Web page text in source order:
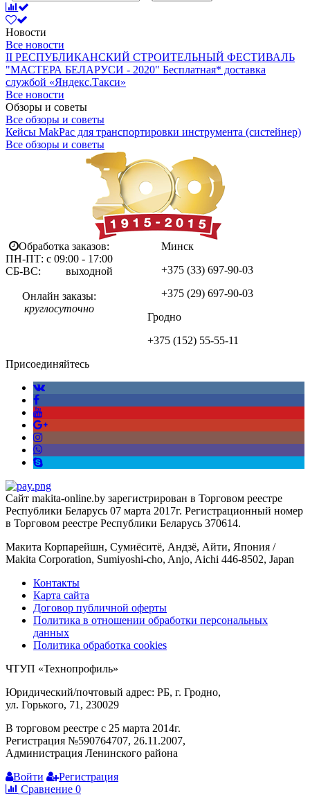
Новости
Все новости
II РЕСПУБЛИКАНСКИЙ СТРОИТЕЛЬНЫЙ ФЕСТИВАЛЬ
"МАСТЕРА БЕЛАРУСИ - 2020" Бесплатная* доставка
службой «Яндекс.Такси»
Все новости
Обзоры и советы
Все обзоры и советы
Кейсы MakPac для транспортировки инструмента (систейнер)
Все обзоры и советы
Обработка заказов:
ПН-ПТ: с 09:00 - 17:00
СБ-ВС: выходной
Онлайн заказы:
круглосуточно
Минск
+375 (33) 697-90-03
+375 (29) 697-90-03
Гродно
+375 (152) 55-55-11
Присоединяйтесь
Сайт makita-online.by зарегистрирован в Торговом реестре
Республики Беларусь 07 марта 2017г. Регистрационный номер
в Торговом реестре Республики Беларусь 370614.
Макита Корпарейшн, Сумиёситё, Андзё, Айти, Япония /
Makita Corporation, Sumiyoshi-cho, Anjo, Aichi 446-8502, Japan
Контакты
Карта сайта
Договор публичной оферты
Политика в отношении обработки персональных
данных
Политика обработка cookies
ЧТУП «Технопрофиль»
Юридический/почтовый адрес: РБ, г. Гродно,
ул. Горького, 71, 230029
В торговом реестре с 25 марта 2014г.
Регистрация №590764707, 26.11.2007,
Администрация Ленинского района
Войти
Регистрация
Сравнение 0